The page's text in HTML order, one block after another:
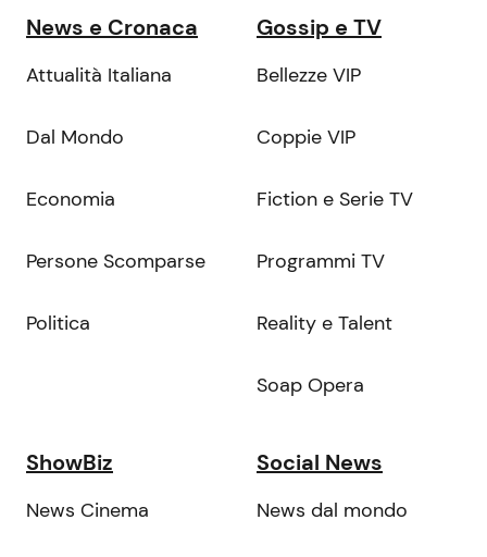
News e Cronaca
Attualità Italiana
Dal Mondo
Economia
Persone Scomparse
Politica
Gossip e TV
Bellezze VIP
Coppie VIP
Fiction e Serie TV
Programmi TV
Reality e Talent
Soap Opera
ShowBiz
News Cinema
Social News
News dal mondo